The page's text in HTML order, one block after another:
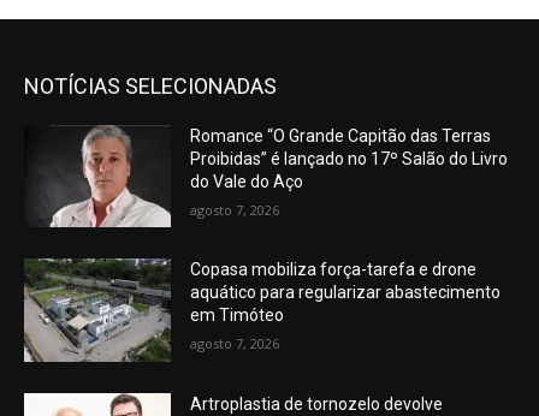
NOTÍCIAS SELECIONADAS
Romance “O Grande Capitão das Terras
Proibidas” é lançado no 17º Salão do Livro
do Vale do Aço
agosto 7, 2026
Copasa mobiliza força-tarefa e drone
aquático para regularizar abastecimento
em Timóteo
agosto 7, 2026
Artroplastia de tornozelo devolve